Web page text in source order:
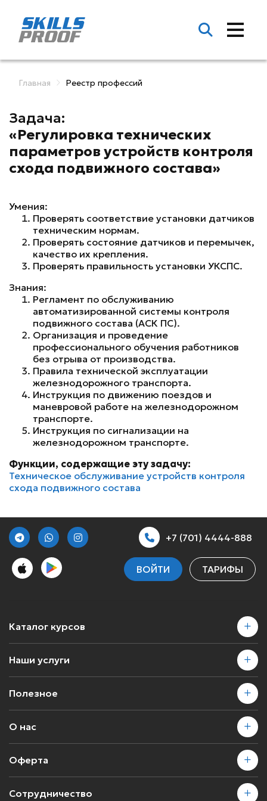
Главная Реестр профессий
Задача:
«Регулировка технических
параметров устройств контроля
схода подвижного состава»
Умения:
Проверять соответствие установки датчиков
техническим нормам.
Проверять состояние датчиков и перемычек,
качество их крепления.
Проверять правильность установки УКСПС.
Знания:
Регламент по обслуживанию
автоматизированной системы контроля
подвижного состава (АСК ПС).
Организация и проведение
профессионального обучения работников
без отрыва от производства.
Правила технической эксплуатации
железнодорожного транспорта.
Инструкция по движению поездов и
маневровой работе на железнодорожном
транспорте.
Инструкция по сигнализации на
железнодорожном транспорте.
Функции, содержащие эту задачу:
Техническое обслуживание устройств контроля
схода подвижного состава
+7 (701) 4444-888
ВОЙТИ ТАРИФЫ
Каталог курсов
Наши услуги
Полезное
О нас
Оферта
Сотрудничество